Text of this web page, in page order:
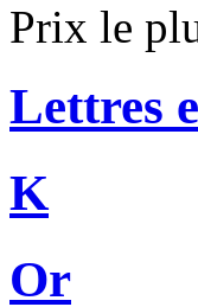
Prix le
Lettres
K
Or